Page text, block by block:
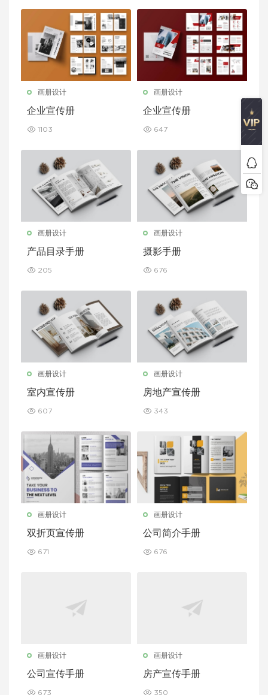
画册设计
企业宣传册
1103
画册设计
企业宣传册
647
画册设计
产品目录手册
205
画册设计
摄影手册
676
画册设计
室内宣传册
607
画册设计
房地产宣传册
343
画册设计
双折页宣传册
671
画册设计
公司简介手册
676
画册设计
公司宣传手册
673
画册设计
房产宣传手册
350